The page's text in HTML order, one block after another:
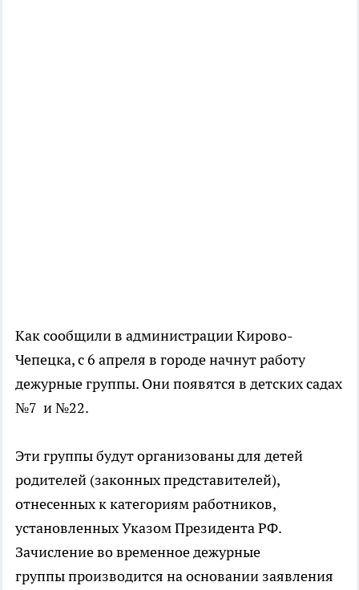
Как сообщили в администрации Кирово-
Чепецка, с 6 апреля в городе начнут работу
дежурные группы. Они появятся в детских садах
№7 и №22.
Эти группы будут организованы для детей
родителей (законных представителей),
отнесенных к категориям работников,
установленных Указом Президента РФ.
Зачисление во временное дежурные
группы производится на основании заявления